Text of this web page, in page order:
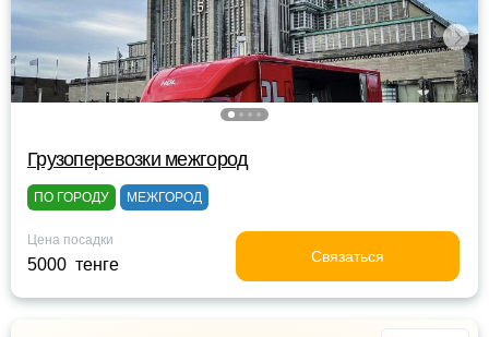
Грузоперевозки межгород
ПО ГОРОДУ МЕЖГОРОД
Цена посадки
5000 тенге Связаться